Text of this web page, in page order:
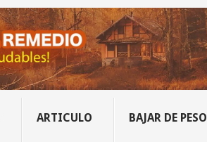
ARTICULO BAJAR DE PESO